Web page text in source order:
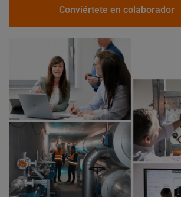
Conviértete en colaborador